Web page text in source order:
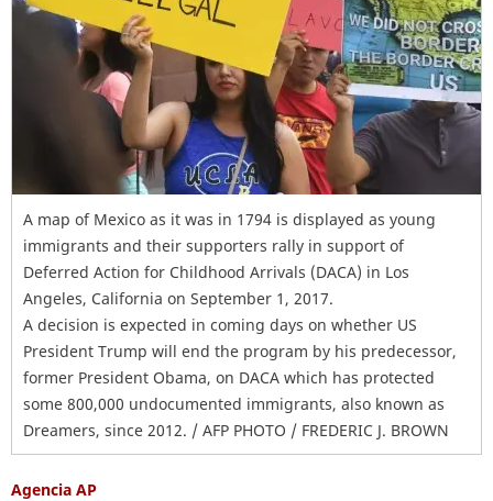
A map of Mexico as it was in 1794 is displayed as young
immigrants and their supporters rally in support of
Deferred Action for Childhood Arrivals (DACA) in Los
Angeles, California on September 1, 2017.
A decision is expected in coming days on whether US
President Trump will end the program by his predecessor,
former President Obama, on DACA which has protected
some 800,000 undocumented immigrants, also known as
Dreamers, since 2012. / AFP PHOTO / FREDERIC J. BROWN
Agencia AP